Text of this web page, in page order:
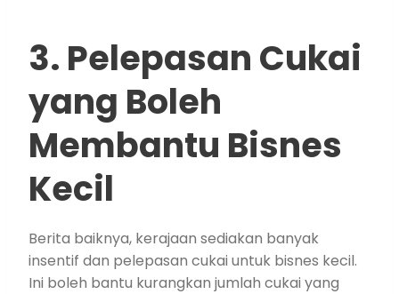
3. Pelepasan Cukai
yang Boleh
Membantu Bisnes
Kecil
Berita baiknya, kerajaan sediakan banyak
insentif dan pelepasan cukai untuk bisnes kecil.
Ini boleh bantu kurangkan jumlah cukai yang